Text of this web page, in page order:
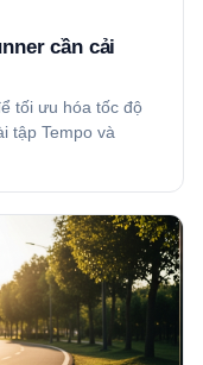
cần cải
tối ưu hóa tốc độ
tập Tempo và